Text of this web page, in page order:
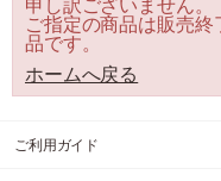
申し訳ございません。
ご指定の商品は販売
品です。
ホームへ戻る
ご利用ガイド